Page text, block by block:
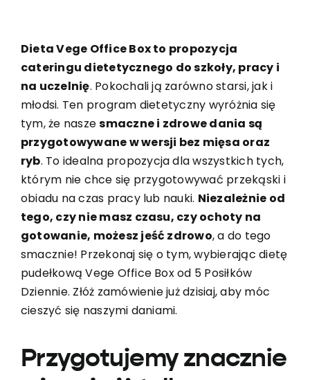
Dieta Vege Office Box to propozycja
cateringu dietetycznego do szkoły, pracy i
na uczelnię. Pokochali ją zarówno starsi, jak i
młodsi. Ten program dietetyczny wyróżnia się
tym, że naszesmaczne i zdrowe dania są
przygotowywane w wersji bez mięsa oraz
ryb. To idealna propozycja dla wszystkich tych,
którym nie chce się przygotowywać przekąski i
obiadu na czas pracy lub nauki. Niezależnie od
tego, czy nie masz czasu, czy ochoty na
gotowanie, możesz jeść zdrowo, a do tego
smacznie! Przekonaj się o tym, wybierając dietę
pudełkową Vege Office Box od 5 Posiłków
Dziennie. Złóż zamówienie już dzisiaj, aby móc
cieszyć się naszymi daniami.
Przygotujemy znacznie